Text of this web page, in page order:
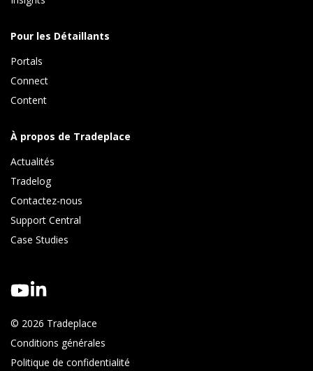
Pour les Détaillants
Portals
Connect
Content
À propos de Tradeplace
Actualités
Tradelog
Contactez-nous
Support Central
Case Studies
© 2026 Tradeplace
Conditions générales
Politique de confidentialité